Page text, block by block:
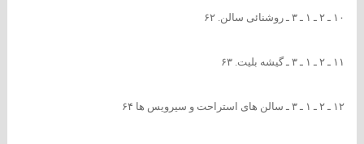
۱۰ ـ ۲ ـ ۱ ـ ۳ ـ روشنائی سالن. ۶۲
۱۱ ـ ۲ ـ ۱ ـ ۳ ـ گیشه بلیت. ۶۳
۱۲ ـ ۲ ـ ۱ ـ ۳ ـ سالن های استراحت و سیرویس ها ۶۴